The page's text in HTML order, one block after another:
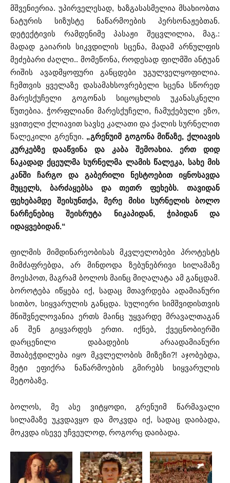
მშვენიერია. უპირველესად, ხაზგასასმელია მსახიობთა
ნატურის სიზუსტე ნაწარმოების პერსონაჟებთან.
დეტექტივის რამდენიმე პასაჟი შეცვლილია, მაგ.:
მადად გაიარის სიკვდილის სცენა, მადამ არნულფის
მეძებარი ძაღლი.. მომეწონა, როდესად ფილმში ანტუან
რიშის ავადმყოფური განცდები უგულველყოფილია.
ჩემთვის ყველაზე დასამახსოვრებელი სცენა სწორედ
მარესქუჩელი გოგონას სიცოცხლის უკანასკნელი
წუთებია. ჭორფლიანი მარესქუჩელი, ჩამუქებული ეზო,
ყვითელი ქლიავით სავსე კალათი და ქალის სურნელით
წალეკილი გრენუი. „გრენუიმ გოგონა მიწაზე, ქლიავის
კურკებზე დააწვინა და კაბა შემოახია. ერთ დიდ
ნაკადად ქცეულმა სურნელმა ლამის წალეკა, სახე მის
კანში ჩარგო და გაბერილი ნესტოებით იყნოსავდა
მუცელს, ბარძაყებსა და თეთრ ფეხებს. თავიდან
ფეხებამდე შეისუნთქა, მერე მისი სურნელის ბოლო
ნარჩენებიც შეისრუტა ნიკაპიდან, ჭიპიდან და
იდაყვებიდან.“
ფილმის მიმდინარეობისას მკვლელობები პროტესტს
მიმძაფრებდა, არ მინდოდა ზებუნებრივი სილამაზე
მოესპოთ, მაგრამ ბოლოს მაინც მიღალატა ამ განცდამ.
ბოროტება იწყება იქ, სადაც მთავრდება ადამიანური
სითბო, სიყვარულის განცდა. სულიერი სიმშვიდისთვის
მნიშვნელოვანია ერთს მაინც უყვარდე მრავალთაგან
ან შენ გიყვარდეს ერთი. იქნებ, ქვეცნობიერში
დარცენილი დაბადების არაადამიანური
შთაბეჭდილება იყო მკვლელობის მიზეზი?! აჯობებდა,
მეტი ეფიქრა ნაწარმოების გმირებს სიყვარულის
მეტობაზე.
ბოლოს, მე ასე ვიტყოდი, გრენუიმ წარმავალი
სილამაზე უკვდავყო და მოკვდა იქ, სადაც დაიბადა,
მოკვდა ისევე უჩვეულოდ, როგორც დაიბადა.